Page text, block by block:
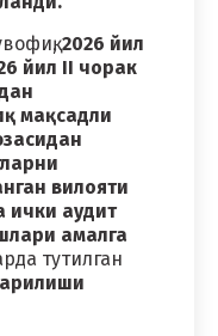
2026 йил
йил II чорак
мақсадли
вилояти
ички аудит
амалга
тутилган